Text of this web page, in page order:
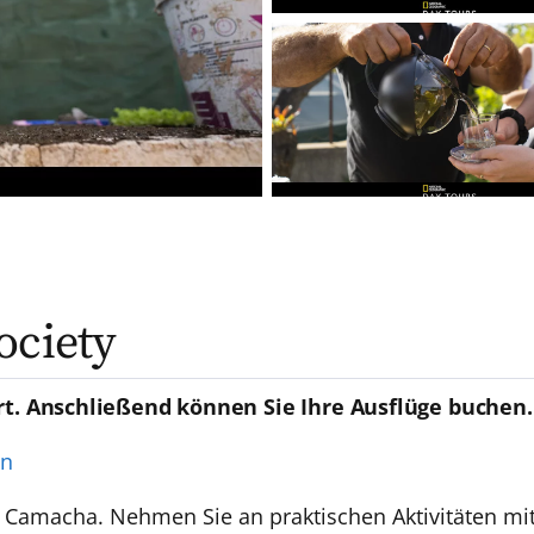
Anschließend können Sie Ihre Ausflüge buchen.
Nehmen Sie an praktischen Aktivitäten